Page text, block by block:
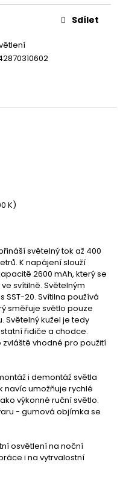
Sdílet
K)
světelný tok až 400
K napájení slouží
2600 mAh, který se
svítilně. Světelným
20. Svítilna používá
směřuje světlo pouze
Světelný kužel je tedy
řidiče a chodce.
zvláště vhodné pro použití
i demontáž světla
navíc umožňuje rychlé
výkonné ruční světlo.
- gumová objímka se
osvětlení na noční
i na vytrvalostní